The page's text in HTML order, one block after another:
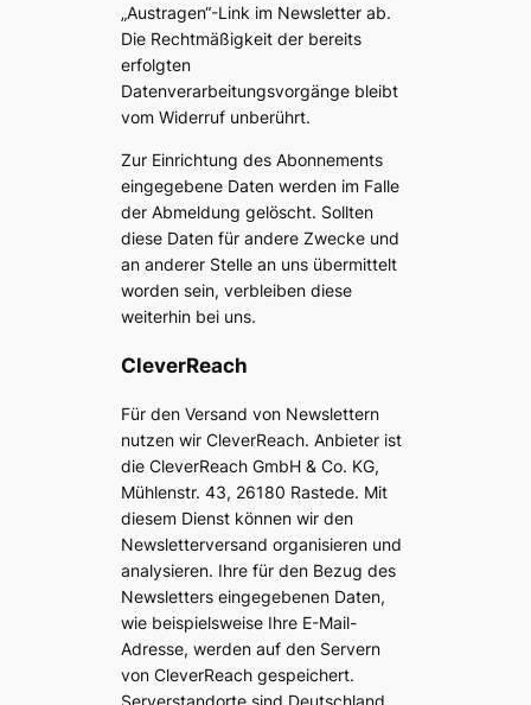
„Austragen“-Link im Newsletter ab.
Die Rechtmäßigkeit der bereits
erfolgten
Datenverarbeitungsvorgänge bleibt
vom Widerruf unberührt.
Zur Einrichtung des Abonnements
eingegebene Daten werden im Falle
der Abmeldung gelöscht. Sollten
diese Daten für andere Zwecke und
an anderer Stelle an uns übermittelt
worden sein, verbleiben diese
weiterhin bei uns.
CleverReach
Für den Versand von Newslettern
nutzen wir CleverReach. Anbieter ist
die CleverReach GmbH & Co. KG,
Mühlenstr. 43, 26180 Rastede. Mit
diesem Dienst können wir den
Newsletterversand organisieren und
analysieren. Ihre für den Bezug des
Newsletters eingegebenen Daten,
wie beispielsweise Ihre E-Mail-
Adresse, werden auf den Servern
von CleverReach gespeichert.
Serverstandorte sind Deutschland